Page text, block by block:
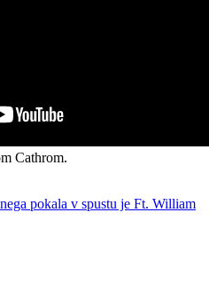
Cathrom.
pokala v spustu je Ft. William